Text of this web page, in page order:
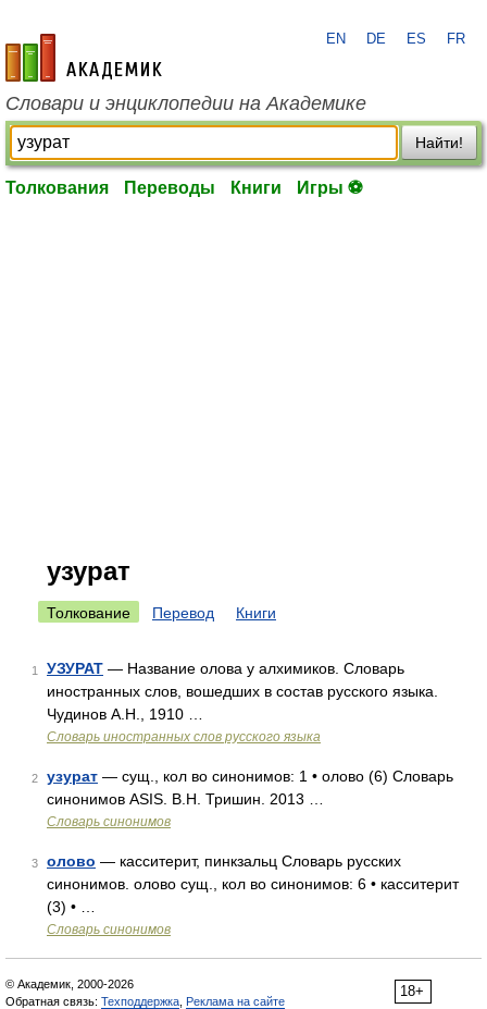
academic.ru
EN DE ES FR
Словари и энциклопедии на Академике
Найти!
Толкования Переводы Книги Игры ⚽
узурат
Толкование Перевод Книги
1 УЗУРАТ — Название олова у алхимиков. Словарь
иностранных слов, вошедших в состав русского языка.
Чудинов А.Н., 1910 …
Словарь иностранных слов русского языка
2 узурат — сущ., кол во синонимов: 1 • олово (6) Словарь
синонимов ASIS. В.Н. Тришин. 2013 …
Словарь синонимов
3 олово — касситерит, пинкзальц Словарь русских
синонимов. олово сущ., кол во синонимов: 6 • касситерит
(3) • …
Словарь синонимов
18+
© Академик, 2000-2026
Обратная связь: Техподдержка Реклама на сайте